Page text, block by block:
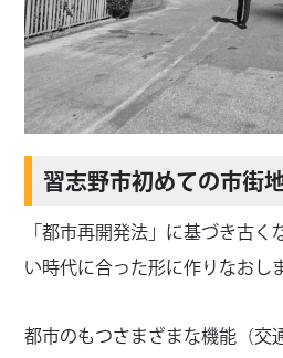
習志野市初めての市街
「都市再開発法」に基づき古
い時代に合った形に作りなおしま
都市のもつさまざまな機能（交